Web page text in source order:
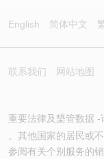
English 简体中文
联系我们 网站地图
重要法律及槼管数据 -
。其他国家的居民或
参阅有关个别服务的